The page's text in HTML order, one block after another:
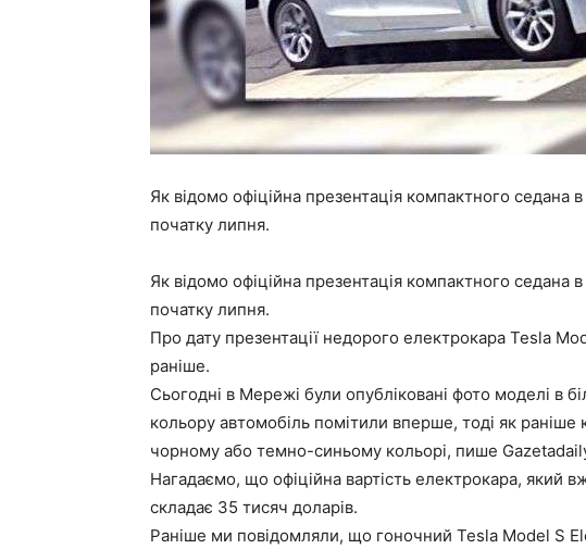
Як відомо офіційна презентація компактного седана
початку липня.
Як відомо офіційна презентація компактного седана
початку липня.
Про дату презентації недорого електрокара Tesla
раніше.
Сьогодні в Мережі були опубліковані фото моделі в
кольору автомобіль помітили вперше, тоді як раніше
чорному або темно-синьому кольорі, пише
Нагадаємо, що офіційна вартість електрокара, який
складає 35 тисяч доларів.
Раніше ми повідомляли, що гоночний Tesla Model S